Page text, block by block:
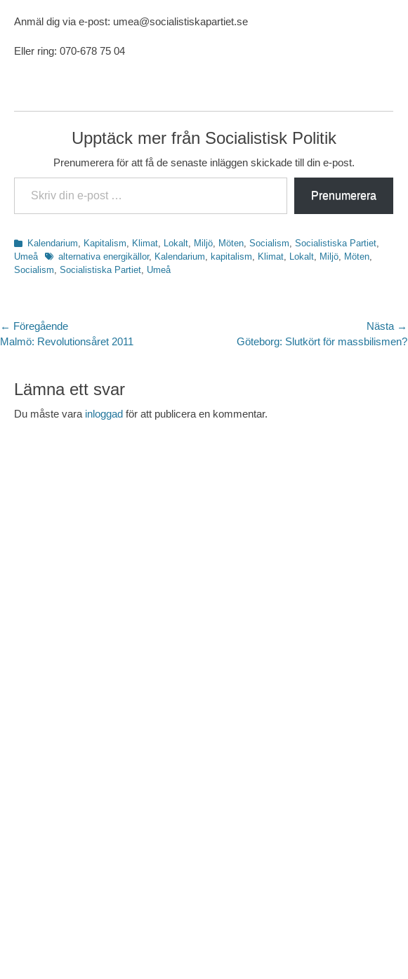
Anmäl dig via e-post: umea@socialistiskapartiet.se
Eller ring: 070-678 75 04
Upptäck mer från Socialistisk Politik
Prenumerera för att få de senaste inläggen skickade till din e-post.
Skriv din e-post …
Prenumerera
Kategorier
Kalendarium, Kapitalism, Klimat, Lokalt, Miljö, Möten, Socialism, Socialistiska Partiet,
Umeå
Etiketter
alternativa energikällor, Kalendarium, kapitalism, Klimat, Lokalt, Miljö, Möten,
Socialism, Socialistiska Partiet, Umeå
Inläggsnavigering
← Föregående
Föregående
Malmö: Revolutionsåret 2011
Nästa →
Göteborg: Slutkört för massbilismen?
Lämna ett svar
Du måste vara inloggad för att publicera en kommentar.